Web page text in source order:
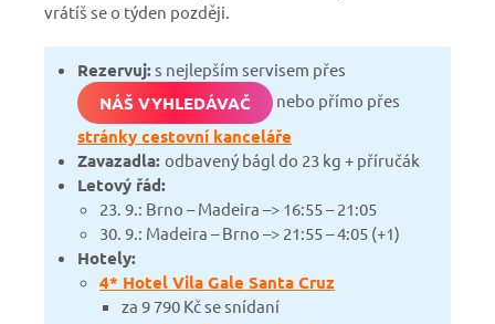
vrátíš se o týden později.
Rezervuj:s nejlepším servisem přes
NÁŠ VYHLEDÁVAČ nebo přímo přes
stránky cestovní kanceláře
Zavazadla: odbavený bágl do 23 kg + příručák
Letový řád:
23. 9.: Brno – Madeira –> 16:55 – 21:05
30. 9.: Madeira – Brno –> 21:55 – 4:05 (+1)
Hotely:
4* Hotel Vila Gale Santa Cruz
za 9 790 Kč se snídaní